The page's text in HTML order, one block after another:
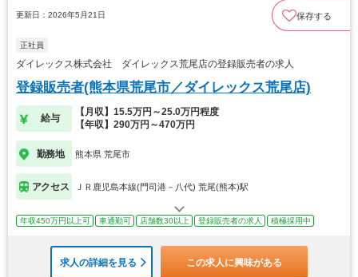
更新日：2026年5月21日 保存する
正社員
ダイレックス株式会社 ダイレックス荒尾店の登録販売者の求人
登録販売者(熊本県荒尾市／ダイレックス荒尾店)
給与
【月収】15.5万円～25.0万円程度
【年収】290万円～470万円
勤務地 熊本県 荒尾市
アクセス ＪＲ鹿児島本線(門司港－八代) 荒尾(熊本)駅
年収450万円以上可 車通勤可 店舗数30以上 登録販売者の求人 積極採用中
求人の詳細を見る この求人に興味がある